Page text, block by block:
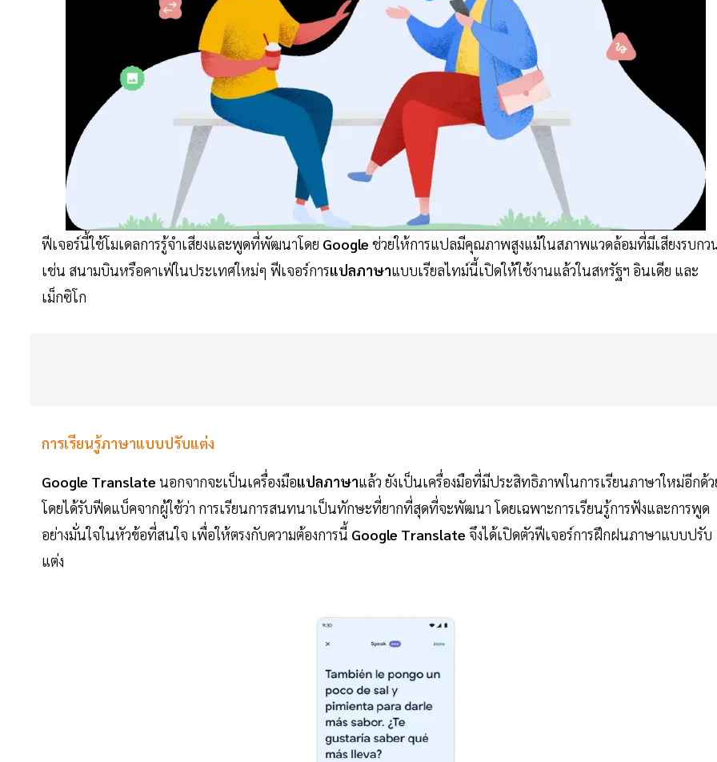
ฟีเจอร์นี้ใช้โมเดลการรู้จำเสียงและพูดที่พัฒนาโดย Google ช่วยให้การแปลมีคุณภาพสูงแม้ในสภาพแวดล้อมที่มีเสียงรบกว
เช่น สนามบินหรือคาเฟ่ในประเทศใหม่ๆ ฟีเจอร์การแปลภาษาแบบเรียลไทม์นี้เปิดให้ใช้งานแล้วในสหรัฐฯ อินเดีย และ
เม็กซิโก
การเรียนรู้ภาษาแบบปรับแต่ง
Google Translate นอกจากจะเป็นเครื่องมือแปลภาษาแล้ว ยังเป็นเครื่องมือที่มีประสิทธิภาพในการเรียนภาษาใหม่อีกด้
โดยได้รับฟีดแบ็คจากผู้ใช้ว่า การเรียนการสนทนาเป็นทักษะที่ยากที่สุดที่จะพัฒนา โดยเฉพาะการเรียนรู้การฟังและการพูด
อย่างมั่นใจในหัวข้อที่สนใจ เพื่อให้ตรงกับความต้องการนี้ Google Translate จึงได้เปิดตัวฟีเจอร์การฝึกฝนภาษาแบบปรับ
แต่ง